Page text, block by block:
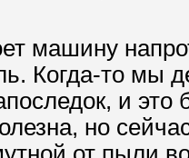
машину
Когда-то мы
и это
но